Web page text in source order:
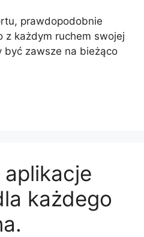
prawdopodobnie
z każdym ruchem swojej
być zawsze na bieżąco
każdego